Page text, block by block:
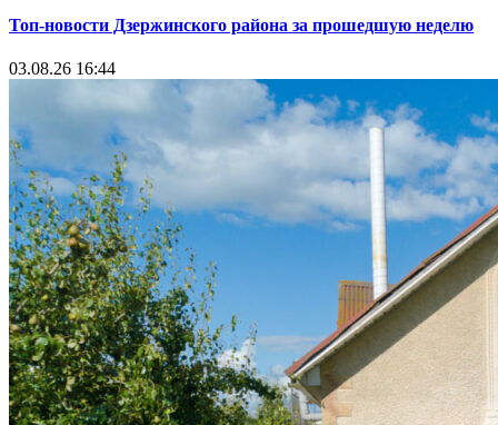
Топ-новости Дзержинского района за прошедшую неделю
03.08.26 16:44